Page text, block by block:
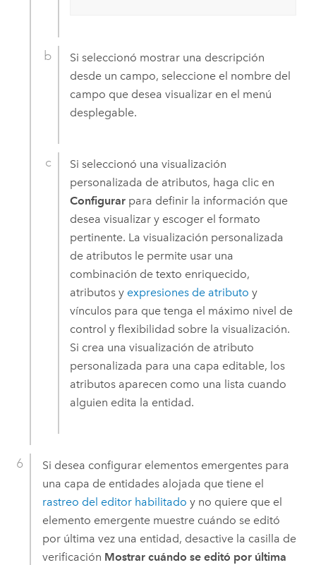
Si seleccionó mostrar una descripción
desde un campo, seleccione el nombre del
campo que desea visualizar en el menú
desplegable.
Si seleccionó una visualización
personalizada de atributos, haga clic en
Configurar para definir la información que
desea visualizar y escoger el formato
pertinente. La visualización personalizada
de atributos le permite usar una
combinación de texto enriquecido,
atributos y expresiones de atributo y
vínculos para que tenga el máximo nivel de
control y flexibilidad sobre la visualización.
Si crea una visualización de atributo
personalizada para una capa editable, los
atributos aparecen como una lista cuando
alguien edita la entidad.
Si desea configurar elementos emergentes para
una capa de entidades alojada que tiene el
rastreo del editor habilitado y no quiere que el
elemento emergente muestre cuándo se editó
por última vez una entidad, desactive la casilla de
verificación Mostrar cuándo se editó por última